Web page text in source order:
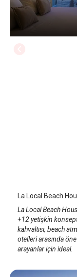
La Local Beach
La Local Beach
+12 yetişkin
kahvaltısı, beach
otelleri arasında
arayanlar için ideal.